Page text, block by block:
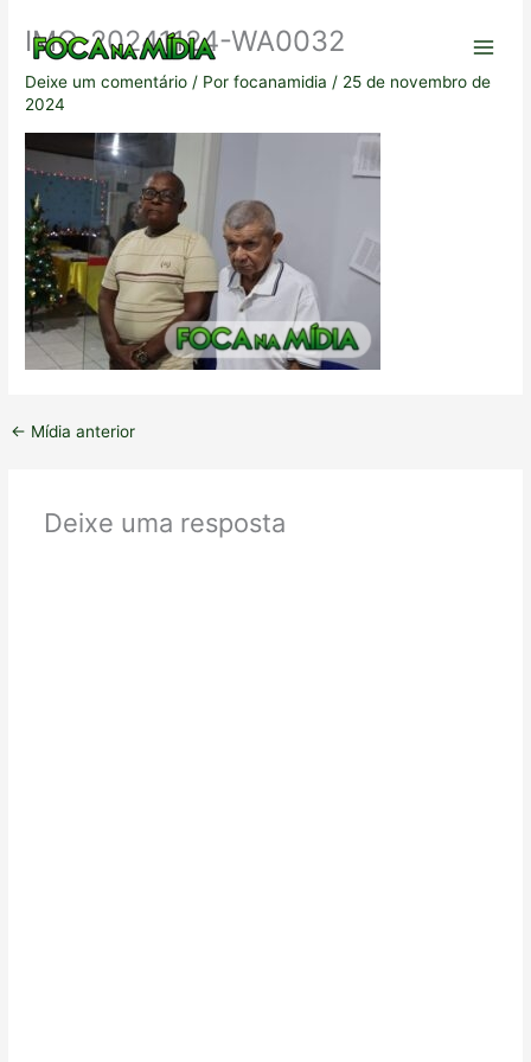
conteúdo
IMG-20241124-WA0032
Deixe um comentário / Porfocanamidia/ 25 de novembro de
2024
← Mídia anterior
Deixe uma resposta